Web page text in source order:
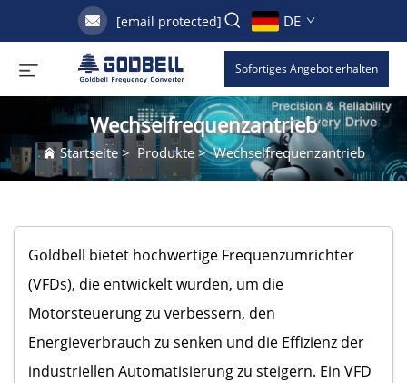
[email protected] DE
Sofortiges Angebot erhalten
Wechselfrequenzantrieb
Startseite> Produkte>Wechselfrequenzantrieb
Goldbell bietet hochwertige Frequenzumrichter
(VFDs), die entwickelt wurden, um die
Motorsteuerung zu verbessern, den
Energieverbrauch zu senken und die Effizienz der
industriellen Automatisierung zu steigern. Ein VFD